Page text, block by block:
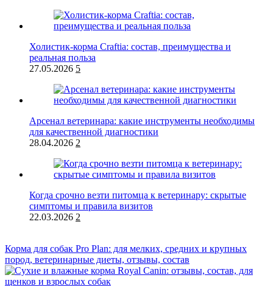
Холистик-корма Craftia: состав, преимущества и
реальная польза
27.05.2026 5
Арсенал ветеринара: какие инструменты необходимы
для качественной диагностики
28.04.2026 2
Когда срочно везти питомца к ветеринару: скрытые
симптомы и правила визитов
22.03.2026 2
Корма для собак Pro Plan: для мелких, средних и крупных
пород, ветеринарные диеты, отзывы, состав